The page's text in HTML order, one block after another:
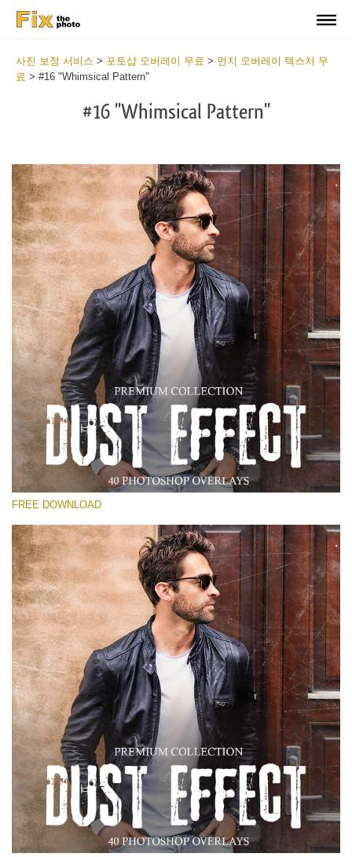
사진 보정 서비스 > 포토샵 오버레이 무료 > 먼지 오버레이 텍스처 무
료 > #16 "Whimsical Pattern"
#16 "Whimsical Pattern"
선택 해주세요
Free Photoshop Overlay
Small 800*533px
Dust Effect
(40 Overlays)
Entire Collection
(1783 Overlays)
Large 6000*4000px
무료 다운로드
FREE DOWNLOAD